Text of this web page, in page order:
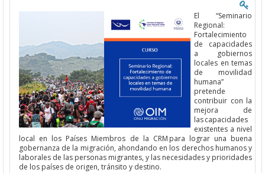
El “Seminario
Regional:
Fortalecimiento
de capacidades
a gobiernos
locales en temas
de movilidad
humana”
pretende
contribuir con la
mejora de
las capacidades
existentes a nivel
local en los Países Miembros de la CRM para lograr una buena
gobernanza de la migración, ahondando en los derechos humanos y
laborales de las personas migrantes, y las necesidades y prioridades
de los países de origen, tránsito y destino.